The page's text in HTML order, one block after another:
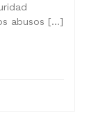
abusos […]